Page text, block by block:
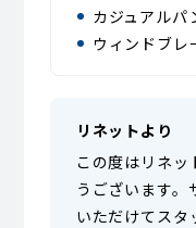
カジュアルパ
ウィンドブレ
リネットより
この度はリネッ
うございます。
いただけてスタ